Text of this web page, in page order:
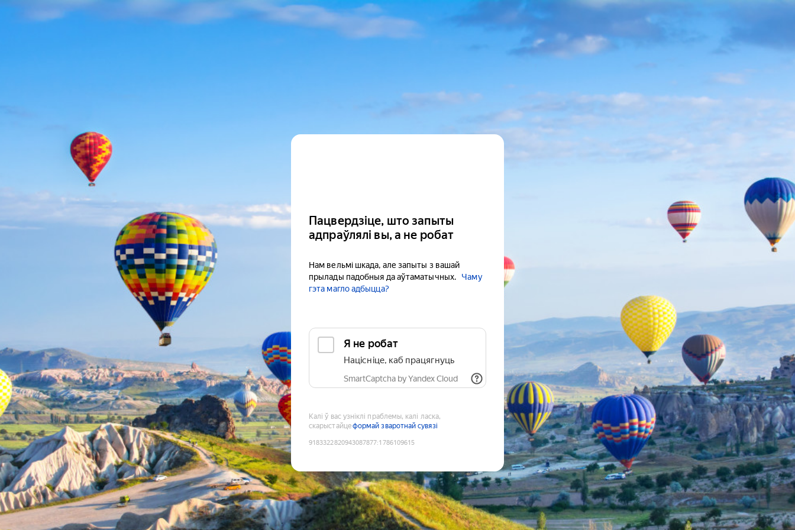
Пацвердзіце, што запыты
адпраўлялі вы, а не робат
Нам вельмі шкада, але запыты з вашай
прылады падобныя да аўтаматычных.
Чаму
гэта магло адбыцца?
Я не робат
Націсніце, каб працягнуць
SmartCaptcha by Yandex Cloud
Калі ў вас узніклі праблемы, калі ласка,
скарыстайцеформай зваротнай сувязі
9183322820943087877:1786109615